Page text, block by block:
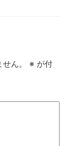
ん。 ※ が付